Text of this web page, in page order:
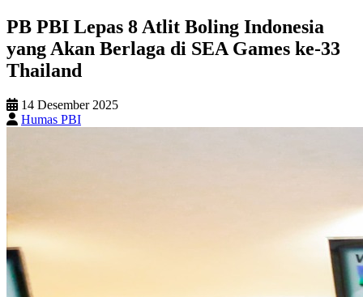
PB PBI Lepas 8 Atlit Boling Indonesia
yang Akan Berlaga di SEA Games ke-33
Thailand
14 Desember 2025
Humas PBI